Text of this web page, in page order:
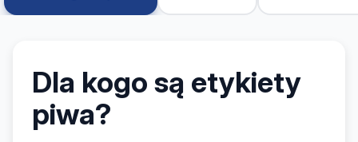
Dla kogo są etykiety
piwa?